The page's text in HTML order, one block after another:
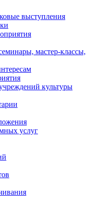
выступления
мастер-классы,
культуры
услуг